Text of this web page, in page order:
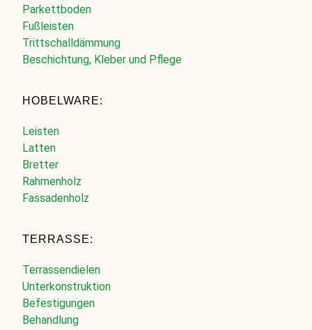
Parkettboden
Fußleisten
Trittschalldämmung
Beschichtung, Kleber und Pflege
HOBELWARE:
Leisten
Latten
Bretter
Rahmenholz
Fassadenholz
TERRASSE:
Terrassendielen
Unterkonstruktion
Befestigungen
Behandlung